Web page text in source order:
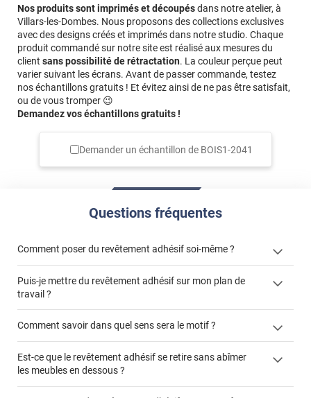
Nos produits sont imprimés et découpésdans notre atelier, à
Villars-les-Dombes. Nous proposons des collections exclusives
avec des designs créés et imprimés dans notre studio. Chaque
produit commandé sur notre site est réalisé aux mesures du
client sans possibilité de rétractation. La couleur perçue peut
varier suivant les écrans. Avant de passer commande, testez
nos échantillons gratuits ! Et évitez ainsi de ne pas être satisfait,
ou de vous tromper 😉
Demandez vos échantillons gratuits !
Demander un échantillon de BOIS1-2041
Questions fréquentes
Comment poser du revêtement adhésif soi-même ?
« Comment poser un revêtement adhésif ? »
Puis-je mettre du revêtement adhésif sur mon plan de
travail ?
"Peut-on installer du
Comment savoir dans quel sens sera le motif ?
Est-ce que le revêtement adhésif se retire sans abîmer
les meubles en dessous ?